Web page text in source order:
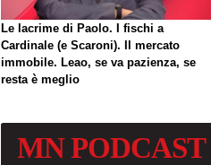
Le lacrime di Paolo. I fischi a
Cardinale (e Scaroni). Il mercato
immobile. Leao, se va pazienza, se
resta è meglio
MNPODCAST